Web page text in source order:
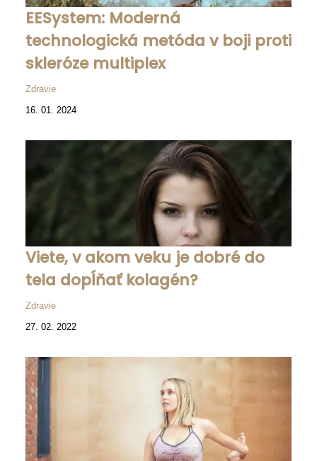
EESystem: Moderná
technologická metóda v boji proti
skleróze multiplex
Zdravie
16. 01. 2024
Viete, v akom veku je dobré do
tela dopĺňať kolagén?
Zdravie
27. 02. 2022